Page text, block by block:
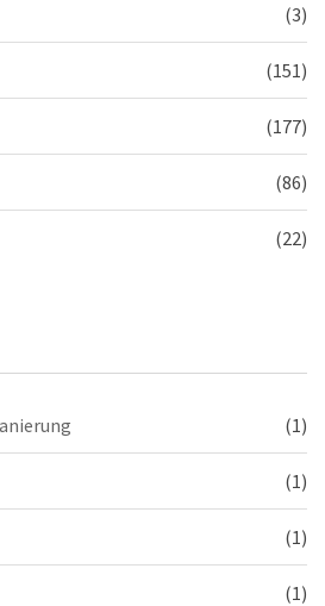
(3)
(151)
(177)
(86)
(22)
(1)
(1)
(1)
(1)